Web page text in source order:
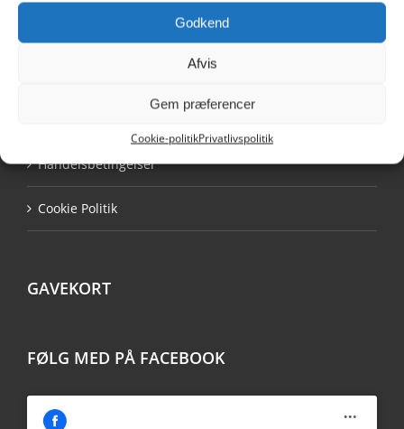
Godkend
Afvis
Gem præferencer
Cookie-politikPrivatlivspolitik
Handelsbetingelser
Cookie Politik
GAVEKORT
FØLG MED PÅ FACEBOOK